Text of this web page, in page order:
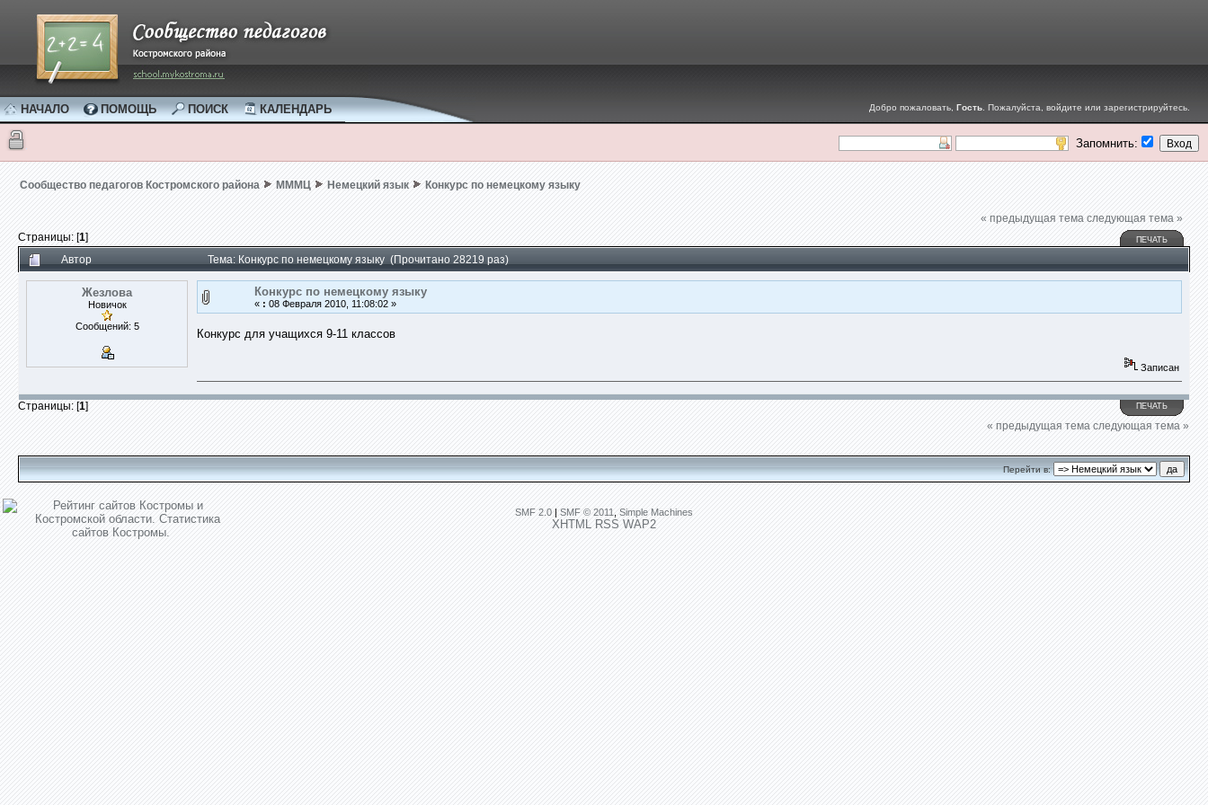
НАЧАЛО ПОМОЩЬ ПОИСК КАЛЕНДАРЬ Добро пожаловать, Гость . Пожалуйста, войдите или зарегистрируйтесь
Запомнить:
Сообщество педагогов Костромского района МММЦ Немецкий язык Конкурс по немецкому языку
Страницы: [1]
« предыдущая тема следующая тема »
ПЕЧАТЬ
Автор Тема: Конкурс по немецкому языку (Прочитано 28219 раз)
Жезлова
Новичок
Сообщений: 5
Конкурс по немецкому языку
« : 08 Февраля 2010, 11:08:02 »
Конкурс для учащихся 9-11 классов
Записан
Страницы: [1] ПЕЧАТЬ
« предыдущая тема следующая тема »
Перейти в:
SMF 2.0 | SMF © 2011 Simple Machines
XHTML RSS WAP2